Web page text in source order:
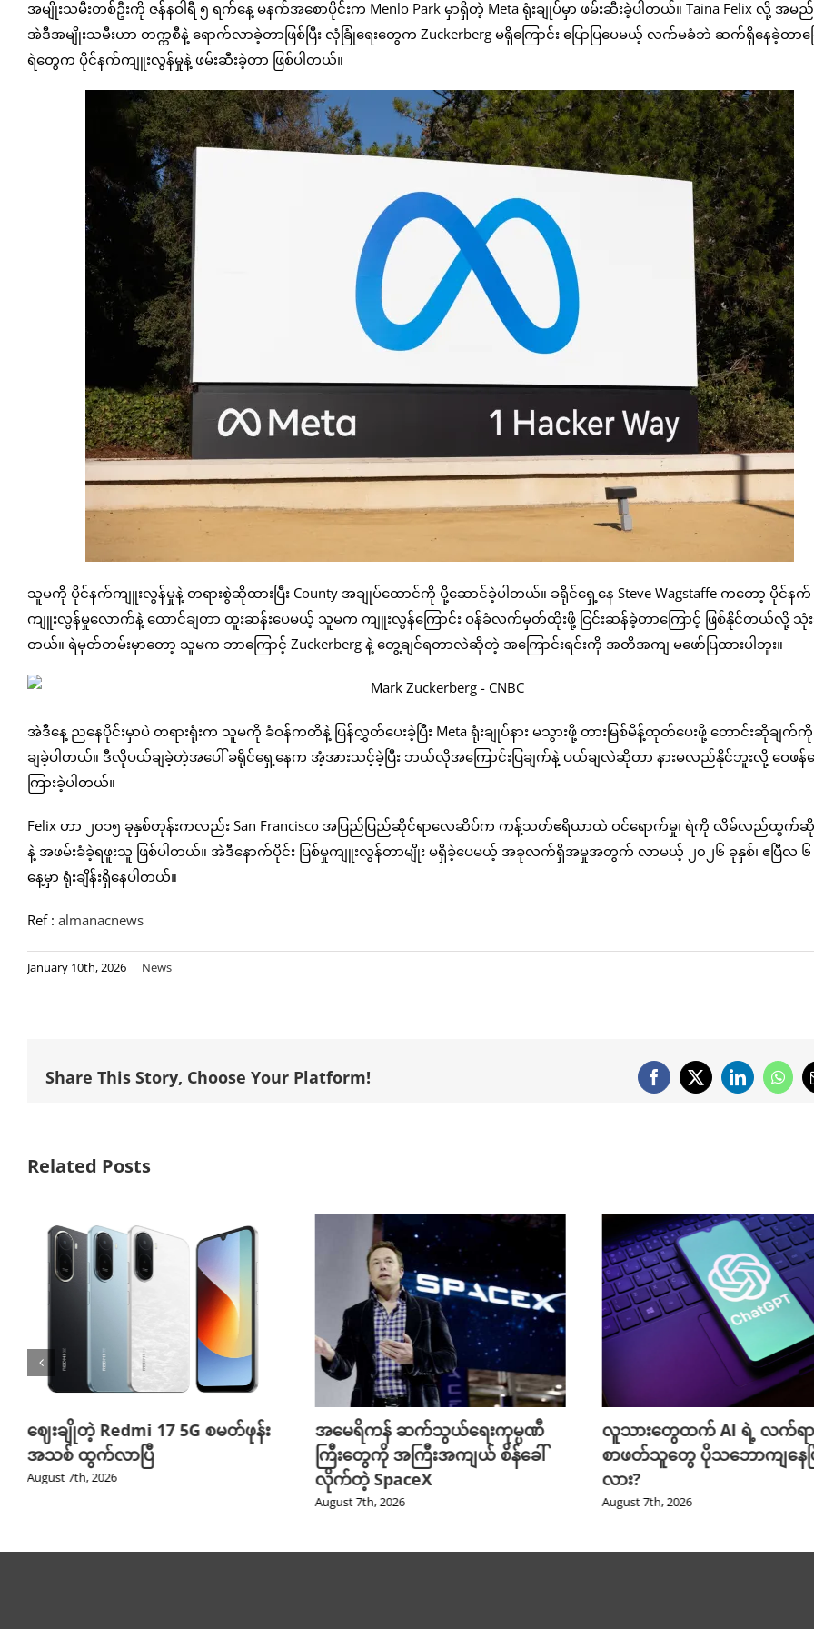
အမျိုးသမီးတစ်ဦးကို ဇန်နဝါရီ ၅ ရက်နေ့ မနက်အစောပိုင်းက Menlo Park မှာရှိတဲ့ Meta ရုံးချုပ်မှာ ဖမ်းဆီးခဲ့ပါတယ်။ Taina Felix လို့ အ
အဲဒီအမျိုးသမီးဟာ တက္ကစီနဲ့ ရောက်လာခဲ့တာဖြစ်ပြီး လုံခြုံရေးတွေက Zuckerberg မရှိကြောင်း ပြောပြပေမယ့် လက်မခံဘဲ ဆက်ရှိနေခဲ့တာက
ရဲတွေက ပိုင်နက်ကျူးလွန်မှုနဲ့ ဖမ်းဆီးခဲ့တာ ဖြစ်ပါတယ်။
သူမကို ပိုင်နက်ကျူးလွန်မှုနဲ့ တရားစွဲဆိုထားပြီး County အချုပ်ထောင်ကို ပို့ဆောင်ခဲ့ပါတယ်။ ခရိုင်ရှေ့နေ Steve Wagstaffe ကတော့ ပိုင်နက်
ကျူးလွန်မှုလောက်နဲ့ ထောင်ချတာ ထူးဆန်းပေမယ့် သူမက ကျူးလွန်ကြောင်း ဝန်ခံလက်မှတ်ထိုးဖို့ ငြင်းဆန်ခဲ့တာကြောင့် ဖြစ်နိုင်တယ်လို့ သုံး
တယ်။ ရဲမှတ်တမ်းမှာတော့ သူမက ဘာကြောင့် Zuckerberg နဲ့ တွေ့ချင်ရတာလဲဆိုတဲ့ အကြောင်းရင်းကို အတိအကျ မဖော်ပြထားပါဘူး။
အဲဒီနေ့ ညနေပိုင်းမှာပဲ တရားရုံးက သူမကို ခံဝန်ကတိနဲ့ ပြန်လွှတ်ပေးခဲ့ပြီး Meta ရုံးချုပ်နား မသွားဖို့ တားမြစ်မိန့်ထုတ်ပေးဖို့ တောင်းဆိုချက်
ချခဲ့ပါတယ်။ ဒီလိုပယ်ချခဲ့တဲ့အပေါ် ခရိုင်ရှေ့နေက အံ့အားသင့်ခဲ့ပြီး ဘယ်လိုအကြောင်းပြချက်နဲ့ ပယ်ချလဲဆိုတာ နားမလည်နိုင်ဘူးလို့ ဝေဖန်ပ
ကြားခဲ့ပါတယ်။
Felix ဟာ ၂၀၁၅ ခုနှစ်တုန်းကလည်း San Francisco အပြည်ပြည်ဆိုင်ရာလေဆိပ်က ကန့်သတ်ဧရိယာထဲ ဝင်ရောက်မှု၊ ရဲကို လိမ်လည်ထွက်
နဲ့ အဖမ်းခံခဲ့ရဖူးသူ ဖြစ်ပါတယ်။ အဲဒီနောက်ပိုင်း ပြစ်မှုကျူးလွန်တာမျိုး မရှိခဲ့ပေမယ့် အခုလက်ရှိအမှုအတွက် လာမယ့် ၂၀၂၆ ခုနှစ်၊ ဧပြီလ
နေ့မှာ ရုံးချိန်းရှိနေပါတယ်။
Ref : almanacnews
January 10th, 2026 | News
Share This Story, Choose Your Platform! Facebook
X LinkedIn
Related Posts
ဈေးချိုတဲ့ Redmi 17 5G စမတ်ဖုန်း
အသစ် ထွက်လာပြီ
August 7th, 2026
အမေရိကန် ဆက်သွယ်ရေးကုမ္ပဏီ
ကြီးတွေကို အကြီးအကျယ် စိန်ခေါ်
လိုက်တဲ့ SpaceX
August 7th, 2026
လူသားတွေထက် AI ရဲ့ လက်ရ
စာဖတ်သူတွေ ပိုသဘောကျနေပ
လား?
August 7th, 2026